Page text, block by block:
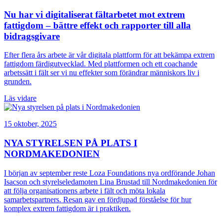
Nu har vi digitaliserat fältarbetet mot extrem
fattigdom – bättre effekt och rapporter till alla
bidragsgivare
Efter flera års arbete är vår digitala plattform för att bekämpa extrem
fattigdom färdigutvecklad. Med plattformen och ett coachande
arbetssätt i fält ser vi nu effekter som förändrar människors liv i
grunden.
Läs vidare
15 oktober, 2025
NYA STYRELSEN PÅ PLATS I
NORDMAKEDONIEN
I början av september reste Loza Foundations nya ordförande Johan
Isacson och styrelseledamoten Lina Brustad till Nordmakedonien för
att följa organisationens arbete i fält och möta lokala
samarbetspartners. Resan gav en fördjupad förståelse för hur
komplex extrem fattigdom är i praktiken.